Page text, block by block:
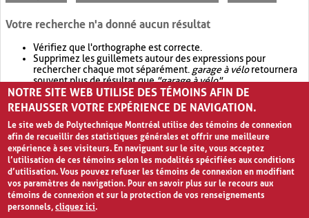
Votre recherche n'a donné aucun résultat
Vérifiez que l'orthographe est correcte.
Supprimez les guillemets autour des expressions pour
rechercher chaque mot séparément. garage à véloretournera
souvent plus de résultat que"garage à vélo".
Envisagez d'élargir votre recherche avec OR.garage OR vélo
retournera souvent plus de résultat quegarage à vélo
NOTRE SITE WEB UTILISE DES TÉMOINS AFIN DE
REHAUSSER VOTRE EXPÉRIENCE DE NAVIGATION.
Le site web de Polytechnique Montréal utilise des témoins de connexion
afin de recueillir des statistiques générales et offrir une meilleure
expérience à ses visiteurs. En naviguant sur le site, vous acceptez
l’utilisation de ces témoins selon les modalités spécifiées aux conditions
d’utilisation. Vous pouvez refuser les témoins de connexion en modifiant
vos paramètres de navigation. Pour en savoir plus sur le recours aux
témoins de connexion et sur la protection de vos renseignements
personnels,cliquez ici.